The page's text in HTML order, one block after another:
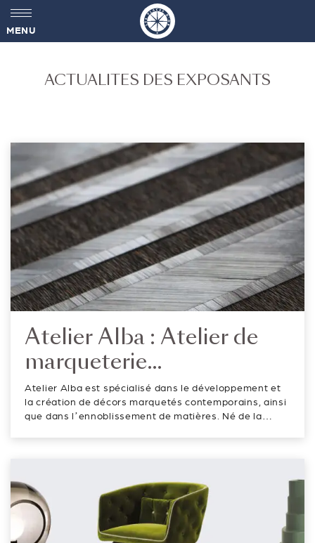
MENU
ACTUALITES DES EXPOSANTS
Atelier Alba : Atelier de
marqueterie
contemporaine et
d’enrichissement de
matières
Atelier Alba est spécialisé dans le développement et
la création de décors marquetés contemporains, ainsi
que dans l’ennoblissement de matières. Né de la